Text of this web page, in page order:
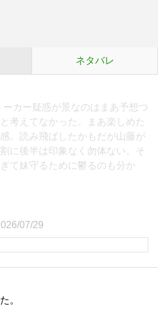
ネタバレ
ーカー疑惑が景なのはまあ予想つ
考えてなかった。まあ楽しめた
。読み飛ばしたかもだが山藤が
に後半は印象なく勿体ない。そ
て妹守るために鬱るのも分か
07/29
。